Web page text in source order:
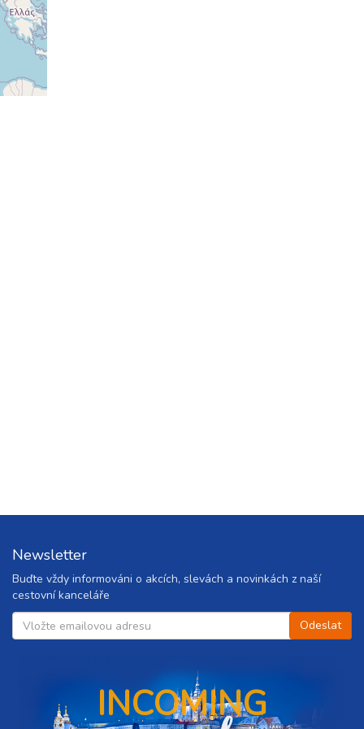
Newsletter
Buďte vždy informováni o akcích, slevách a novinkách z naší
cestovní kanceláře
INCOMING